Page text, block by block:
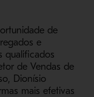
de
e
qualificados
de Vendas de
Dionísio
mais efetivas